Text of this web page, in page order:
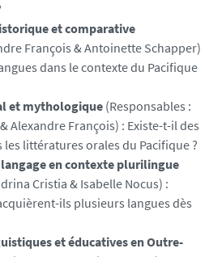
et comparative
François & Antoinette Schapper)
dans le contexte du Pacifique
et mythologique (Responsables :
Alexandre François) : Existe-t-il des
littératures orales du Pacifique ?
langage en contexte plurilingue
Cristia & Isabelle Nocus) :
ils plusieurs langues dès
et éducatives en Outre-